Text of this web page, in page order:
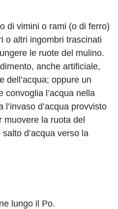
di vimini o rami (o di ferro)
o altri ingombri trascinati
le ruote del mulino.
anche artificiale,
dell’acqua; oppure un
convoglia l’acqua nella
d’acqua provvisto
la ruota del
d’acqua verso la
lungo il Po.